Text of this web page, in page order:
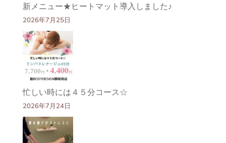
新メニュー★ヒートマット導入しました♪
2026年7月25日
忙しい時には４５分コース☆
2026年7月24日